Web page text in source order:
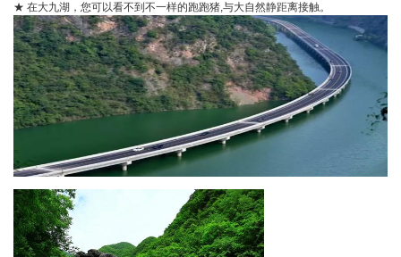
★ 在大九湖，您可以看不到不一样的跑跑猪,与大自然静距离接触。